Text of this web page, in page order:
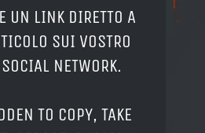
UN LINK DIRETTO A
SUI VOSTRO
NETWORK.
TO COPY, TAKE